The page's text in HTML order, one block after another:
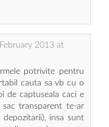
2013 at
potrivite pentru
cauta sa vb cu o
de captuseala caci e
transparent te-ar
insa sunt